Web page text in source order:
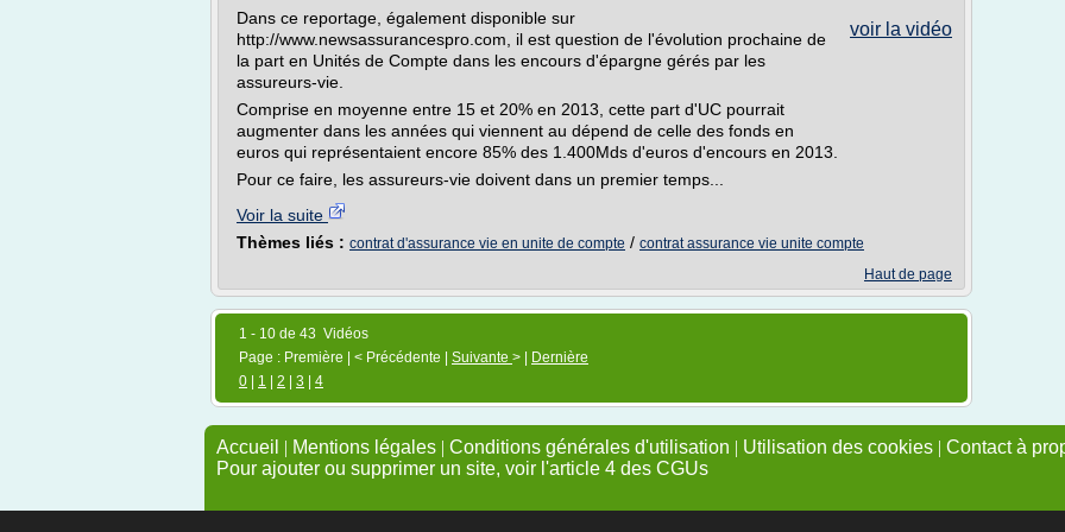
voir la vidéo
Dans ce reportage, également disponible sur
http://www.newsassurancespro.com, il est question de l'évolution prochaine de
la part en Unités de Compte dans les encours d'épargne gérés par les
assureurs-vie.
Comprise en moyenne entre 15 et 20% en 2013, cette part d'UC pourrait
augmenter dans les années qui viennent au dépend de celle des fonds en
euros qui représentaient encore 85% des 1.400Mds d'euros d'encours en 2013.
Pour ce faire, les assureurs-vie doivent dans un premier temps...
Voir la suite
Thèmes liés : contrat d'assurance vie en unite de compte / contrat assurance vie unite compte
Haut de page
1 - 10 de 43 Vidéos
Page : Première | < Précédente | Suivante > |
Dernière
0
1 2 3 4
Accueil | Mentions légales | Conditions générales d'utilisation | Utilisation des cookies | Contact à
Pour ajouter ou supprimer un site, voir l'article 4 des CGUs